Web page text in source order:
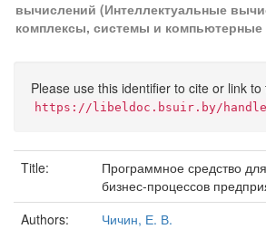
вычислений (Интеллектуальные
комплексы, системы и компьютерные
Please use this identifier to cite or link to
https://libeldoc.bsuir.by/handle/
Title:
Программное средство
бизнес-процессов
Authors:
Чичин, Е. В.